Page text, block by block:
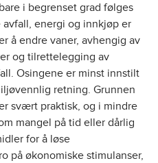
i begrenset grad følges
energi og innkjøp er
å endre vaner, avhengig av
og tilrettelegging av
Osingene er minst innstilt
retning. Grunnen
svært praktisk, og i mindre
mangel på tid eller dårlig
for å løse
på økonomiske stimulanser,